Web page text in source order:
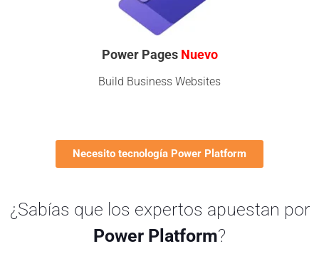
Power Pages Nuevo
Build Business Websites
Necesito tecnología Power Platform
¿Sabías que los expertos apuestan por
Power Platform?